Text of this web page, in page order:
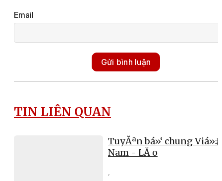
Email
Gửi bình luận
TIN LIÊN QUAN
TuyĂªn bá»‘ chung
Nam - LĂ o
,